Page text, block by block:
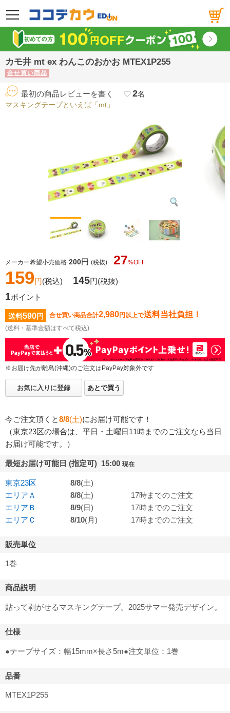
メニュー
カモ井 mt ex わんこのおかお MTEX1P255
合せ買い商品
最初の商品レビューを書く favorite_border2名
マスキングテープといえば「mt」
メーカー希望小売価格 200円 (税抜) 27%OFF
159円(税込) 145円(税抜)
1ポイント
送料590円 合せ買い商品合計2,980円以上で送料当社負担！
(送料・基準金額はすべて税込)
※お届け先が離島(沖縄)のご注文はPayPay対象外です
お気に入りに登録 あとで買う
今ご注文頂くと8/8(土)にお届け可能です！
（東京23区の場合は、平日・土曜日11時までのご注文なら当日
お届け可能です。）
最短お届け可能日 (指定可) 15:00 現在
東京23区 8/8(土)
エリアＡ
8/8(土)
17時までのご注文
エリアＢ
8/9(日)
17時までのご注文
エリアＣ
8/10(月) 17時までのご注文
販売単位
1巻
商品説明
貼って剥がせるマスキングテープ。2025サマー発売デザイン。
仕様
●テープサイズ：幅15mm×長さ5m●注文単位：1巻
品番
MTEX1P255